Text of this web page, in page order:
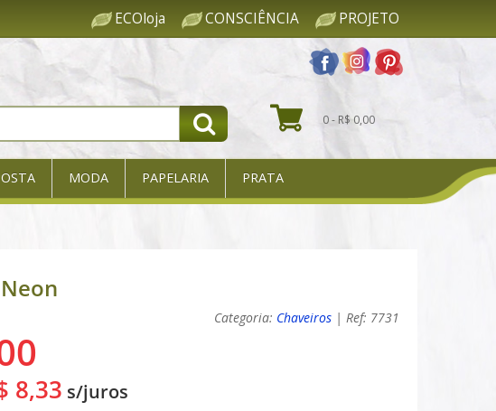
ECOloja CONSCIÊNCIA PROJETO
0 - R$ 0,00
MODA PAPELARIA PRATA
Categoria: Chaveiros | Ref: 7731
8,33 s/juros